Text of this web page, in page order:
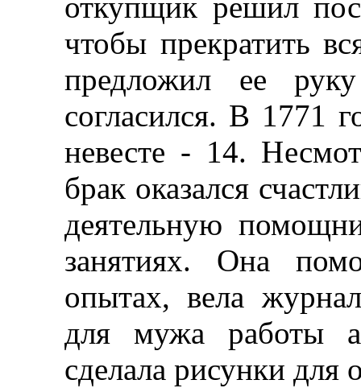
откупщик решил
чтобы прекратить
предложил ее
согласился. В 1771
невесте - 14.
брак оказался
деятельную
занятиях. Она
опытах, вела
для мужа работы
сделала рисунки для